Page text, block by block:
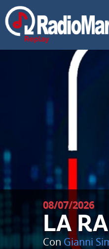
08/07/2026
LA
Con Gianni